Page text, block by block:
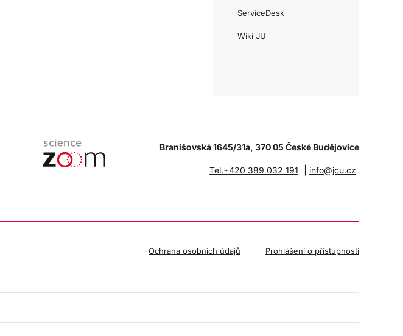
ServiceDesk
Wiki JU
Branišovská 1645/31a, 370 05 České Budějovice
Tel.+420 389 032 191 info@jcu.cz
Ochrana osobních údajů Prohlášení o přístupnosti